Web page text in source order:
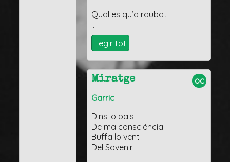
Qual es qu’a raubat
…
Legir tot
oc
Miratge
Garric
Dins lo pais
De ma consciéncia
Buffa lo vent
Del Sovenir